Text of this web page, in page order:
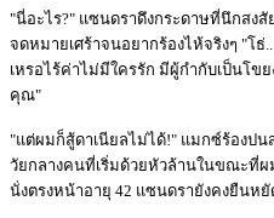
"นี่อะไร?" แซนดราดึงกระดาษที่นึกสง
จดหมายเศร้าจนอยากร้องไห้จริงๆ "โ
เหรอไร้ค่าไม่มีใครรัก มีผู้กำกับเป็นโ
คุณ"
"แต่ผมก็สู้ดาเนียลไม่ได้!" แมกซ์ร้องป
วัยกลางคนที่เริ่มด้วยหัวล้านในขณะที่ผ
นั่งตรงหน้าอายุ 42 แซนดรายังคงยืนห